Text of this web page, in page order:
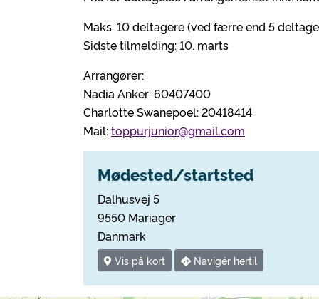
Maks. 10 deltagere (ved færre end 5
Sidste tilmelding: 10. marts
Arrangører:
Nadia Anker: 60407400
Charlotte Swanepoel: 20418414
Mail:toppurjunior@gmail.com
Mødested/startsted
Dalhusvej 5
9550 Mariager
Danmark
Vis på kort Navigér hertil